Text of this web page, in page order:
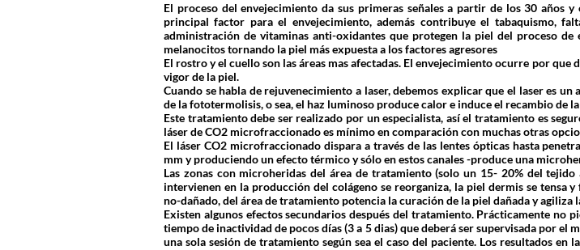
El proceso del envejecimiento da sus primeras señales a partir de los 30 años
principal factor para el envejecimiento, además contribuye el tabaquismo,
administración de vitaminas anti-oxidantes que protegen la piel del proceso
melanocitos tornando la piel más expuesta a los factores agresores
El rostro y el cuello son las áreas mas afectadas. El envejecimiento ocurre por
vigor de la piel.
Cuando se habla de rejuvenecimiento a laser, debemos explicar que el laser es
de la fototermolisis, o sea, el haz luminoso produce calor e induce el recambio de
Este tratamiento debe ser realizado por un especialista, así el tratamiento es
láser de CO2 microfraccionado es mínimo en comparación con muchas otras
El láser CO2 microfraccionado dispara a través de las lentes ópticas hasta
mm y produciendo un efecto térmico y sólo en estos canales -produce una
Las zonas con microheridas del área de tratamiento (solo un 15- 20% del
intervienen en la producción del colágeno se reorganiza, la piel dermis se tensa
no-dañado, del área de tratamiento potencia la curación de la piel dañada y agiliza
Existen algunos efectos secundarios después del tratamiento. Prácticamente no
tiempo de inactividad de pocos días (3 a 5 dias) que deberá ser supervisada por el
una sola sesión de tratamiento según sea el caso del paciente. Los resultados